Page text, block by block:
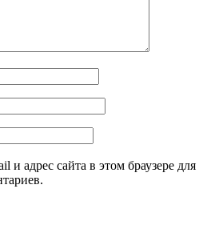
и адрес сайта в этом браузере для